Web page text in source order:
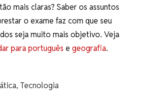
mais claras? Saber os assuntos
o exame faz com que seu
seja muito mais objetivo. Veja
para português e geografia.
, Tecnologia